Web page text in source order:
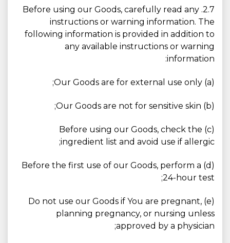
2.7. Before using our Goods, carefully read any
instructions or warning information. The
following information is provided in addition to
any available instructions or warning
information:
(a) Our Goods are for external use only;
(b) Our Goods are not for sensitive skin;
(c) Before using our Goods, check the
ingredient list and avoid use if allergic;
(d) Before the first use of our Goods, perform a
24-hour test;
(e) Do not use our Goods if You are pregnant,
planning pregnancy, or nursing unless
approved by a physician;